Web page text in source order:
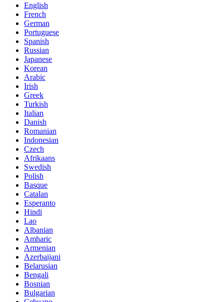
English
French
German
Portuguese
Spanish
Russian
Japanese
Korean
Arabic
Irish
Greek
Turkish
Italian
Danish
Romanian
Indonesian
Czech
Afrikaans
Swedish
Polish
Basque
Catalan
Esperanto
Hindi
Lao
Albanian
Amharic
Armenian
Azerbaijani
Belarusian
Bengali
Bosnian
Bulgarian